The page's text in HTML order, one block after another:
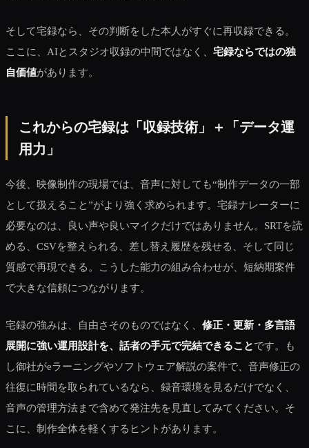
そして宅録なら、その判断をした本人がすぐに再収録できる。
ここに、AIとスタジオ収録の中間ではなく、 宅録ならではの独
自価値があります。
これからの宅録は「収録技術」＋「データ運
用力」
今後、映像制作の現場では、音声に対しても“制作データの一部
として扱えること”がより強く求められます。宅録ナレーターに
必要なのは、良い声や良いマイクだけではありません。SRTを読
める、CSVを整えられる、差し替え履歴を残せる、そして同じ
質感で再現できる。こうした能力の組み合わせが、短納期案件
で大きな信頼につながります。
宅録の強みは、自由さそのものではなく、 修正・更新・多言語
展開に強い運用設計を、話者の手元で完結できることです。も
し御社がeラーニングやソフトウェア解説の案件で、音声修正の
往復に時間を取られているなら、録音環境を見るだけでなく、
音声の管理方法まで含めて発注先を見直してみてください。そ
こに、制作全体を軽くするヒントがあります。